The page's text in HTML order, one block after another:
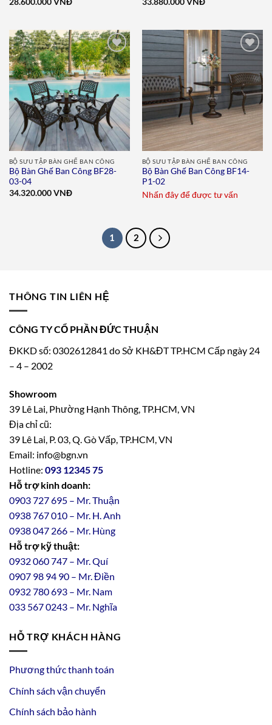
Add to
wishlist
BỘ SƯU TẬP BÀN GHẾ BAN CÔNG
Bộ Bàn Ghế Ban Công BF28-
03-04
34.320.000VNĐ
Add to
BỘ SƯU TẬP BÀN GHẾ BAN CÔNG
Bộ Bàn Ghế Ban Công BF14-
P1-02
Nhấn đây để được tư vấn
1 2
THÔNG TIN LIÊN HỆ
CÔNG TY CỔ PHẦN ĐỨC THUẬN
ĐKKD số: 0302612841 do Sở KH&ĐT TP.HCM Cấp ngày 24
– 4 – 2002
Showroom
39 Lê Lai, Phường Hạnh Thông, TP.HCM, VN
Địa chỉ cũ:
39 Lê Lai, P. 03, Q. Gò Vấp, TP.HCM, VN
Email: info@bgn.vn
Hotline: 093 12345 75
Hỗ trợ kinh doanh:
0903 727 695 – Mr. Thuận
0938 767 010 – Mr. H. Anh
0938 047 266 – Mr. Hùng
Hỗ trợ kỹ thuật:
0932 060 747 – Mr. Quí
0907 98 94 90 – Mr. Điền
0932780693 – Mr. Nam
033 567 0243 – Mr. Nghĩa
HỖ TRỢ KHÁCH HÀNG
Phương thức thanh toán
Chính sách vận chuyển
Chính sách bảo hành